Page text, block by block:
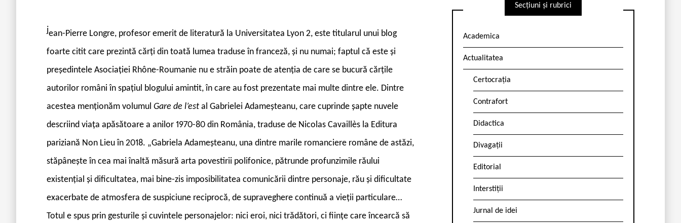
jean-Pierre Longre, profesor emerit de literatură la Universitatea Lyon 2, este titularul unui blog
foarte citit care prezintă cărți din toată lumea traduse în franceză, și nu numai; faptul că este și
președintele Asociației Rhône-Roumanie nu e străin poate de atenția de care se bucură cărțile
autorilor români în spațiul blogului amintit, în care au fost prezentate mai multe dintre ele. Dintre
acestea menționăm volumul Gare de l’est al Gabrielei Adameșteanu, care cuprinde șapte nuvele
descriind viața apăsătoare a anilor 1970-80 din România, traduse de Nicolas Cavaillès la Editura
pariziană Non Lieu în 2018. „Gabriela Adameșteanu, una dintre marile romanciere române de astăzi,
stăpânește în cea mai înaltă măsură arta povestirii polifonice, pătrunde profunzimile răului
existențial și dificultatea, mai bine-zis imposibilitatea comunicării dintre personaje, rău și dificultate
exacerbate de atmosfera de suspiciune reciprocă, de supraveghere continuă a vieții particulare…
Totul e spus prin gesturile și cuvintele personajelor: nici eroi, nici trădători, ci ființe care încearcă să
Secțiuni și rubrici
Academica
Actualitatea
Certocrația
Contrafort
Didactica
Divagații
Editorial
Interstiții
Jurnal de idei